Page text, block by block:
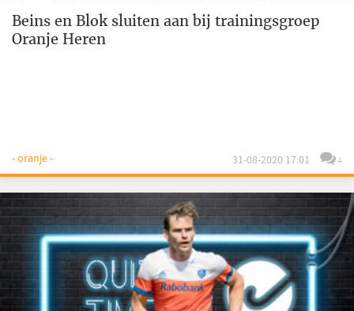
Beins en Blok sluiten aan bij trainingsgroep
Oranje Heren
- oranje - 31-08-2020 17:01 4